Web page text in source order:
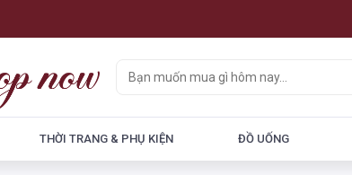
THỜI TRANG & PHỤ KIỆN ĐỒ UỐNG